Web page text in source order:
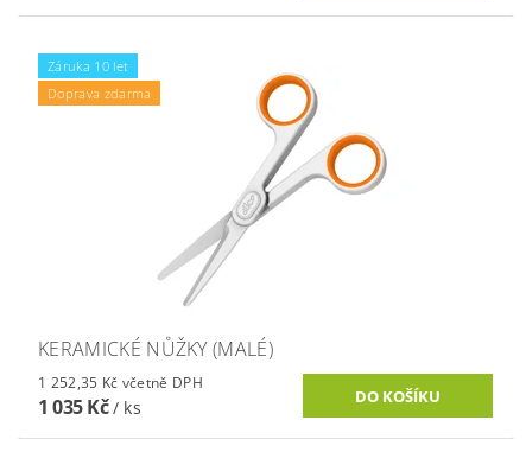
Záruka 10 let
Doprava zdarma
KERAMICKÉ NŮŽKY (MALÉ)
1 252,35 Kč včetně DPH
1 035 Kč/ ks